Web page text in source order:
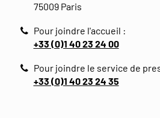
75009 Paris
Pour joindre l'accueil :
+33 (0)1 40 23 24 00
Pour joindre le service de
+33 (0)1 40 23 24 35